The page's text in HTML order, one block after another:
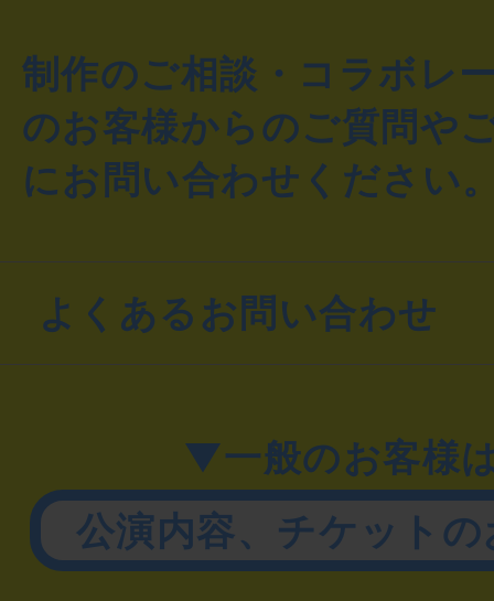
制作のご相談・コラボレ
のお客様からのご質問や
にお問い合わせください
よくあるお問い合わせ
▼一般のお客様
公演内容、チケット